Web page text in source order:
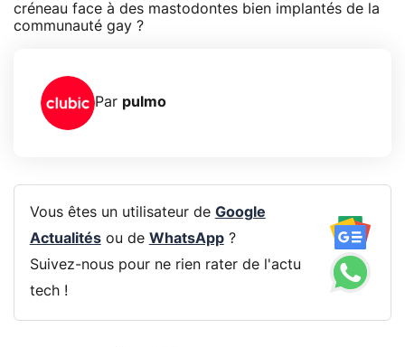
créneau face à des mastodontes bien implantés de la
communauté gay ?
Par pulmo
Vous êtes un utilisateur de Google
Actualitésou de WhatsApp?
Suivez-nous pour ne rien rater de l'actu
tech !